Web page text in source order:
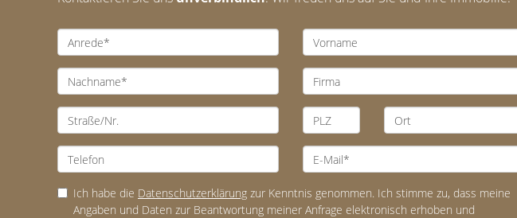
Ich habe die Datenschutzerklärung zur Kenntnis genommen. Ich stimme zu, dass meine
Angaben und Daten zur Beantwortung meiner Anfrage elektronisch erhoben und